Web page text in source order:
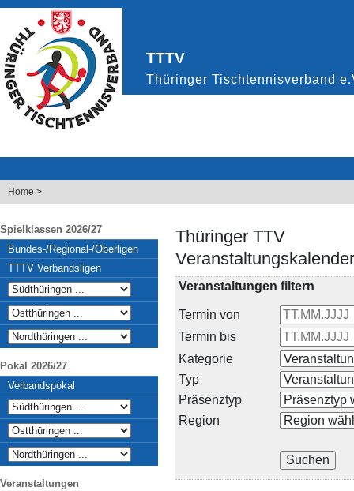
Home >
Spielklassen 2026/27
Bundes-/Regional-/Oberligen
TTTV Verbandsligen
Pokal 2026/27
Verbandspokal
Veranstaltungen
Thüringer TTV
Veranstaltungskalender
Veranstaltungen filtern
Termin von
Termin bis
Kategorie
Typ
Präsenztyp
Region